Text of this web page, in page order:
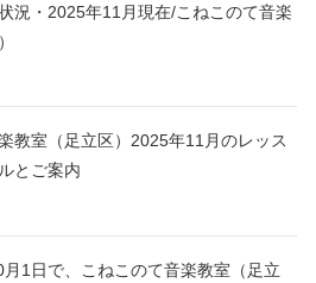
況・2025年11月現在/こねこのて音楽
教室（足立区）2025年11月のレッス
とご案内
1日で、こねこのて音楽教室（足立